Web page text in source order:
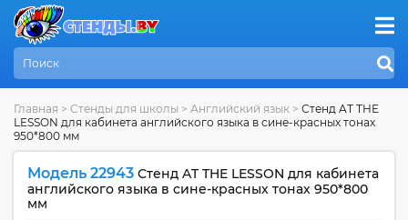
Главная > Стенды для школы > Английский язык > Стенд AT THE
LESSON для кабинета английского языка в сине-красных тонах
950*800 мм
Модель 22943 Стенд AT THE LESSON для кабинета
английского языка в сине-красных тонах 950*800
мм